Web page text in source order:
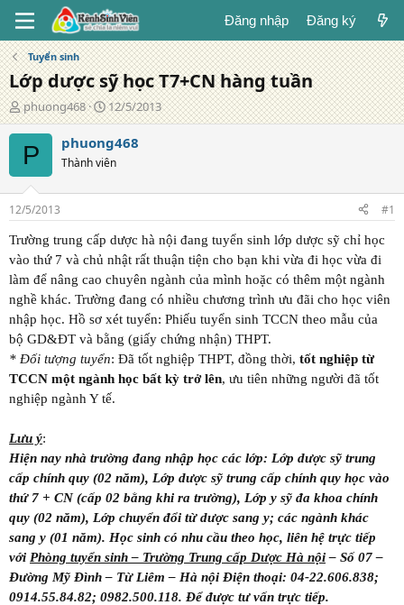
Đăng nhập Đăng ký
Tuyển sinh
Lớp dược sỹ học T7+CN hàng tuần
T
á
c
g
ả
phuong468
N
g
à
y
đ
g
12/5/2013
P phuong468
Thành viên
12/5/2013 #1
Trường trung cấp dược hà nội đang tuyển sinh lớp dược sỹ chỉ học
vào thứ 7 và chủ nhật rất thuận tiện cho bạn khi vừa đi học vừa đi
làm để nâng cao chuyên ngành của mình hoặc có thêm một ngành
nghề khác. Trường đang có nhiều chương trình ưu đãi cho học viên
nhập học. Hồ sơ xét tuyển: Phiếu tuyển sinh TCCN theo mẫu của
bộ GD&ĐT và bằng (giấy chứng nhận) THPT.
* Đối tượng tuyển: Đã tốt nghiệp THPT, đồng thời, tốt nghiệp từ
TCCN một ngành học bất kỳ trở lên, ưu tiên những người đã tốt
nghiệp ngành Y tế.
Lưu ý:
Hiện nay nhà trường đang nhập học các lớp: Lớp dược sỹ trung
cấp chính quy (02 năm), Lớp dược sỹ trung cấp chính quy học vào
thứ 7 + CN (cấp 02 bằng khi ra trường), Lớp y sỹ đa khoa chính
quy (02 năm), Lớp chuyển đổi từ dược sang y; các ngành khác
sang y (01 năm). Học sinh có nhu cầu theo học, liên hệ trực tiếp
với Phòng tuyển sinh – Trường Trung cấp Dược Hà nội– Số 07 –
Đường Mỹ Đình – Từ Liêm – Hà nội Điện thoại: 04-22.606.838;
0914.55.84.82; 0982.500.118. Để được tư vấn trực tiếp.